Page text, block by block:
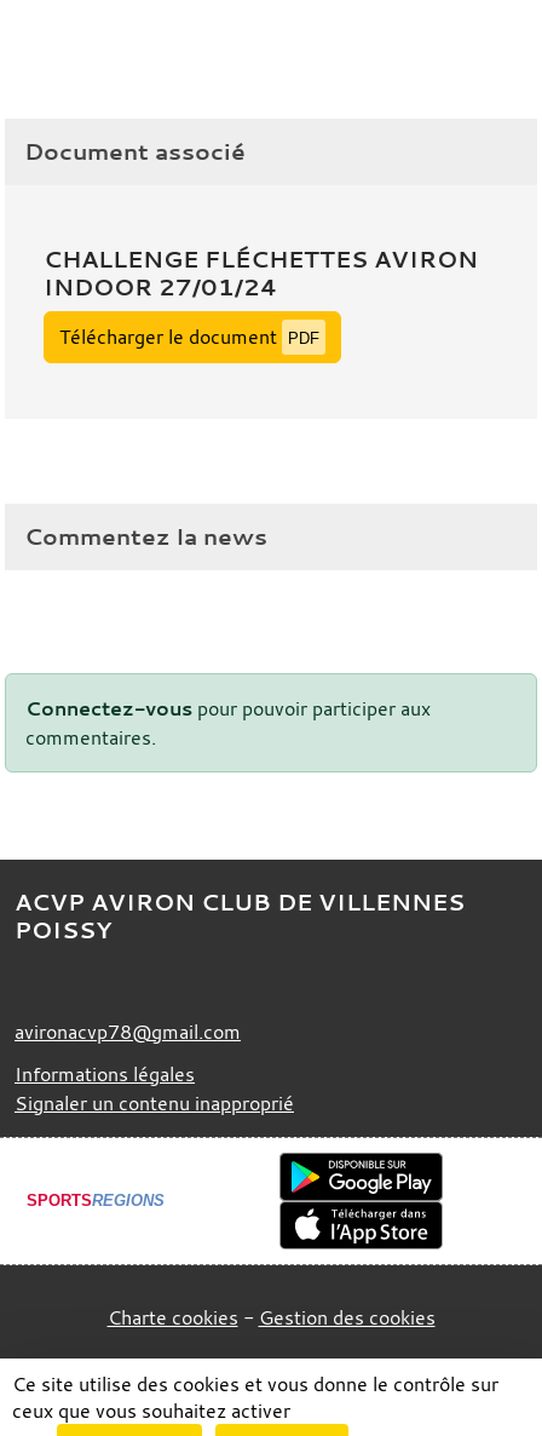
Document associé
CHALLENGE FLÉCHETTES AVIRON
INDOOR 27/01/24
Télécharger le document PDF
Commentez la news
Connectez-vous pour pouvoir participer aux
commentaires.
ACVP AVIRON CLUB DE VILLENNES
POISSY
avironacvp78@gmail.com
Informations légales
Signaler un contenu inapproprié
SPORTSREGIONS
Charte cookies Gestion des cookies
Ce site utilise des cookies et vous donne le contrôle sur
ceux que vous souhaitez activer